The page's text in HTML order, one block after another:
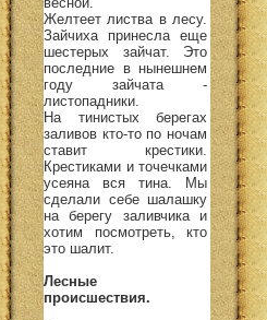
Желтеет листва в лесу.
Зайчиха принесла еще
шестерых зайчат. Это
последние в нынешнем
году зайчата -
листопадники.
На тинистых берегах
заливов кто-то по ночам
ставит крестики.
Крестиками и точечками
усеяна вся тина. Мы
сделали себе шалашку
на берегу заливчика и
хотим посмотреть, кто
это шалит.
Лесные
происшествия.